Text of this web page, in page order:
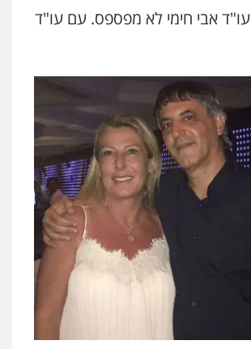
עו"ד אבי חימי לא מפספס. עם עו"ד